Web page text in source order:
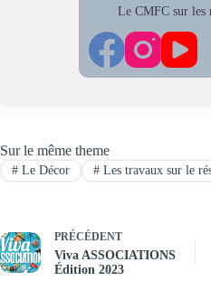
Le CMFC sur les
Sur le même theme
#Le Décor #Les travaux sur le
PRÉCÉDENT
Viva ASSOCIATIONS
Édition 2023